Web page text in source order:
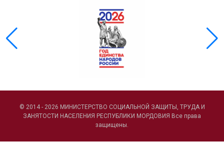
© 2014 - 2026 МИНИСТЕРСТВО СОЦИАЛЬНОЙ ЗАЩИТЫ, ТРУДА И
ЗАНЯТОСТИ НАСЕЛЕНИЯ РЕСПУБЛИКИ МОРДОВИЯ Все права
защищены.